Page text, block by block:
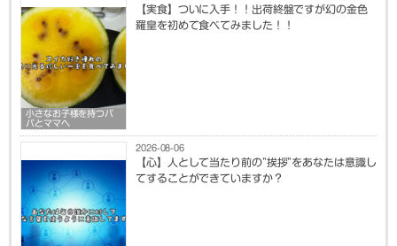
小さなお子様を持つパ
パとママへ
【実食】ついに入手！！出荷終盤ですが幻の金色
羅皇を初めて食べてみました！！
2026-08-06
【心】人として当たり前の”挨拶”をあなたは意識し
てすることができていますか？